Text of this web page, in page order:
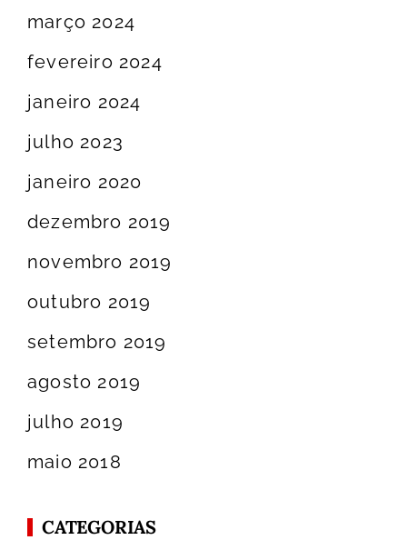
março 2024
fevereiro 2024
janeiro 2024
julho 2023
janeiro 2020
dezembro 2019
novembro 2019
outubro 2019
setembro 2019
agosto 2019
julho 2019
maio 2018
CATEGORIAS